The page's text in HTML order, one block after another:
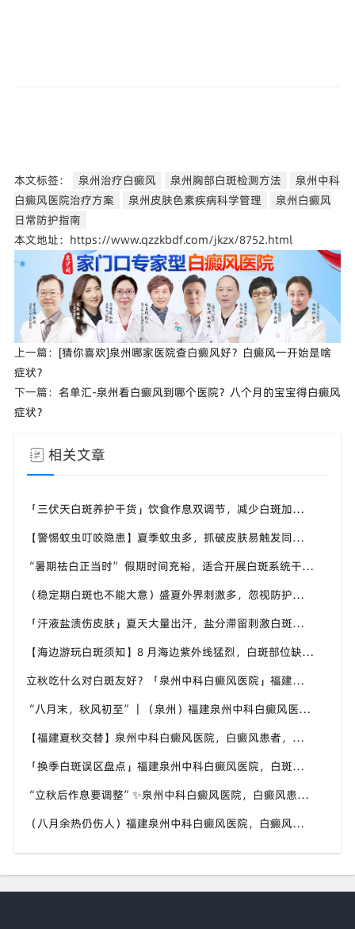
本文标签： 泉州治疗白癜风 泉州胸部白斑检测方法
泉州中科
白癜风医院治疗方案
泉州皮肤色素疾病科学管理
泉州白癜风
日常防护指南
本文地址：https://www.qzzkbdf.com/jkzx/8752.html
上一篇： [猜你喜欢]泉州哪家医院查白癜风好？白癜风一开始是啥
症状？
下一篇： 名单汇-泉州看白癜风到哪个医院？八个月的宝宝得白癜风
症状？
相关文章
「三伏天白斑养护干货」饮食作息双调节，减少白斑加重诱因，福建泉州中科白癜风医院为福建白斑群体科普实用知识
【警惕蚊虫叮咬隐患】夏季蚊虫多，抓破皮肤易触发同形反应，福建泉州中科白癜风医院提醒白癜风患者做好防蚊护理
“暑期祛白正当时” 假期时间充裕，适合开展白斑系统干预，福建泉州中科白癜风医院分型分期定制白斑康复方案
（稳定期白斑也不能大意）盛夏外界刺激多，忽视防护也会复发，福建泉州中科白癜风医院分享白癜风夏季维持护理知识
「汗液盐渍伤皮肤」夏天大量出汗，盐分滞留刺激白斑患处，福建泉州中科白癜风医院讲解白癜风患者夏日皮肤清洁要点
【海边游玩白斑须知】8 月海边紫外线猛烈，白斑部位缺少黑色素保护，福建泉州中科白癜风医院科普出游白斑防护方案
立秋吃什么对白斑友好？「泉州中科白癜风医院」福建白癜风患者饮食不要盲目忌口
“八月末，秋风初至”｜（泉州）福建泉州中科白癜风医院，聊聊白癜风换季防护关键点
【福建夏秋交替】泉州中科白癜风医院，白癜风患者，入秋之后洗澡习惯也要多注意
「换季白斑误区盘点」福建泉州中科白癜风医院，白斑消长多变，科学对待才是正道
“立秋后作息要调整”✨泉州中科白癜风医院，白癜风患者，不良作息会影响皮肤状态
（八月余热仍伤人）福建泉州中科白癜风医院，白癜风外出，依旧要做好硬防晒措施